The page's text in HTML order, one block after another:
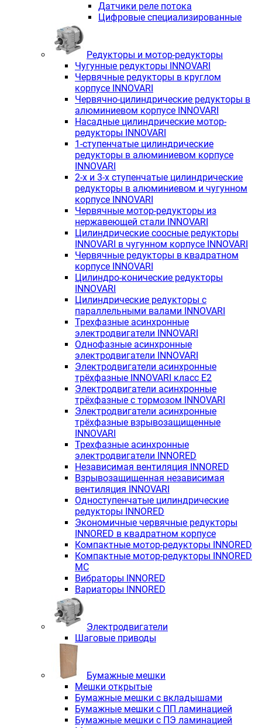
Датчики реле потока
Цифровые специализированные
Редукторы и мотор-редукторы
Чугунные редукторы INNOVARI
Червячные редукторы в круглом
корпусе INNOVARI
Червячно-цилиндрические редукторы в
алюминиевом корпусе INNOVARI
Насадные цилиндрические мотор-
редукторы INNOVARI
1-ступенчатые цилиндрические
редукторы в алюминиевом корпусе
INNOVARI
2-х и 3-х ступенчатые цилиндрические
редукторы в алюминиевом и чугунном
корпусе INNOVARI
Червячные мотор-редукторы из
нержавеющей стали INNOVARI
Цилиндрические соосные редукторы
INNOVARI в чугунном корпусе INNOVARI
Червячные редукторы в квадратном
корпусе INNOVARI
Цилиндро-конические редукторы
INNOVARI
Цилиндрические редукторы с
параллельными валами INNOVARI
Трехфазные асинхронные
электродвигатели INNOVARI
Однофазные асинхронные
электродвигатели INNOVARI
Электродвигатели асинхронные
трёхфазные INNOVARI класс E2
Электродвигатели асинхронные
трёхфазные с тормозом INNOVARI
Электродвигатели асинхронные
трёхфазные взрывозащищенные
INNOVARI
Трехфазные асинхронные
электродвигатели INNORED
Независимая вентиляция INNORED
Взрывозащищенная независимая
вентиляция INNOVARI
Одноступенчатые цилиндрические
редукторы INNORED
Экономичные червячные редукторы
INNORED в квадратном корпусе
Компактные мотор-редукторы INNORED
Компактные мотор-редукторы INNORED
MC
Вибраторы INNORED
Вариаторы INNORED
Электродвигатели
Шаговые приводы
Бумажные мешки
Мешки открытые
Бумажные мешки с вкладышами
Бумажные мешки с ПП ламинацией
Бумажные мешки с ПЭ ламинацией